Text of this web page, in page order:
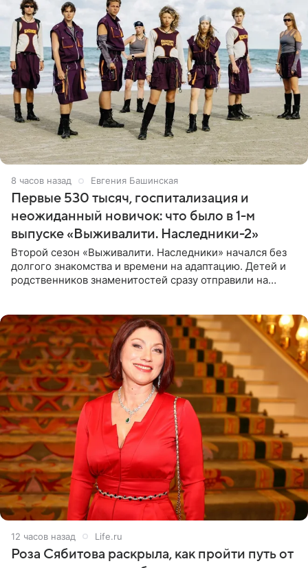
8 часов назад Евгения Башинская
Первые 530 тысяч, госпитализация и
неожиданный новичок: что было в 1-м
выпуске «Выживалити. Наследники-2»
Второй сезон «Выживалити. Наследники» начался без
долгого знакомства и времени на адаптацию. Детей и
родственников знаменитостей сразу отправили на
12 часов назад Life.ru
Роза Сябитова раскрыла, как пройти путь от